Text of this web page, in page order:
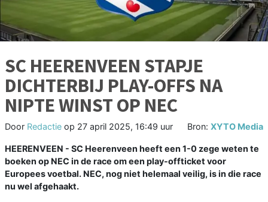
SC HEERENVEEN STAPJE
DICHTERBIJ PLAY-OFFS NA
NIPTE WINST OP NEC
Door Redactie op 27 april 2025, 16:49 uur Bron: XYTO Media
HEERENVEEN - SC Heerenveen heeft een 1-0 zege weten te
boeken op NEC in de race om een play-offticket voor
Europees voetbal. NEC, nog niet helemaal veilig, is in die race
nu wel afgehaakt.